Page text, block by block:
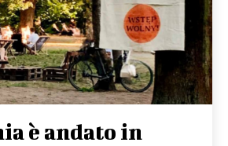
è andato in